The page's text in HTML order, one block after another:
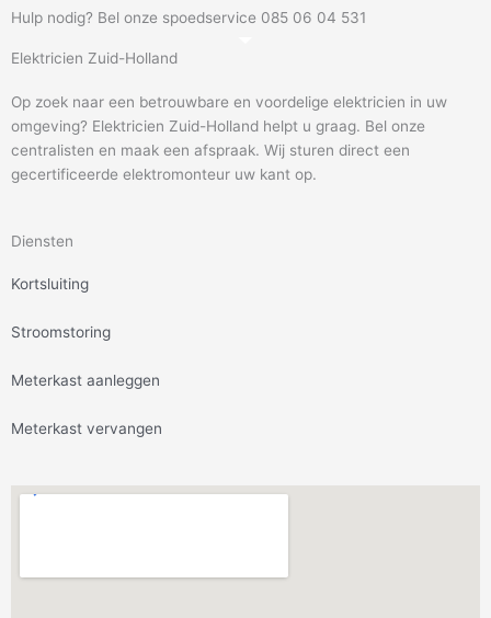
Hulp nodig? Bel onze spoedservice 085 06 04 531
Elektricien Zuid-Holland
Op zoek naar een betrouwbare en voordelige elektricien in uw
omgeving? Elektricien Zuid-Holland helpt u graag. Bel onze
centralisten en maak een afspraak. Wij sturen direct een
gecertificeerde elektromonteur uw kant op.
Diensten
Kortsluiting
Stroomstoring
Meterkast aanleggen
Meterkast vervangen